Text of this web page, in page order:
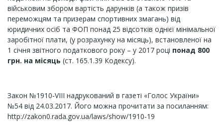
військовим збором вартість дарунків (а також призів
переможцям та призерам спортивних змагань) від
юридичних осіб та ФОП понад 25 відсотків однієї мінімальної
заробітної плати, (у розрахунку на місяць), встановленої на
1 січня звітного податкового року – у 2017 році понад 800
грн. на місяць (ст. 165.1.39 Кодексу).
Закон №1910-VIII надрукований в газеті «Голос України»
№54 від 24.03.2017. Його можна прочитати за посиланням:
http://zakon0.rada.gov.ua/laws/show/1910-19